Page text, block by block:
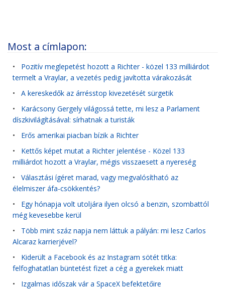
Most a címlapon:
• Pozitív meglepetést hozott a Richter - közel 133 milliárdot
termelt a Vraylar, a vezetés pedig javította várakozását
• A kereskedők az árrésstop kivezetését sürgetik
• Karácsony Gergely világossá tette, mi lesz a Parlament
díszkivilágításával: sírhatnak a turisták
• Erős amerikai piacban bízik a Richter
• Kettős képet mutat a Richter jelentése - Közel 133
milliárdot hozott a Vraylar, mégis visszaesett a nyereség
• Választási ígéret marad, vagy megvalósítható az
élelmiszer áfa-csökkentés?
• Egy hónapja volt utoljára ilyen olcsó a benzin, szombattól
még kevesebbe kerül
• Több mint száz napja nem láttuk a pályán: mi lesz Carlos
Alcaraz karrierjével?
• Kiderült a Facebook és az Instagram sötét titka:
felfoghatatlan büntetést fizet a cég a gyerekek miatt
• Izgalmas időszak vár a SpaceX befektetőire